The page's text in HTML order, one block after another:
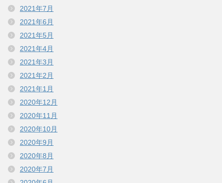
2021年7月
2021年6月
2021年5月
2021年4月
2021年3月
2021年2月
2021年1月
2020年12月
2020年11月
2020年10月
2020年9月
2020年8月
2020年7月